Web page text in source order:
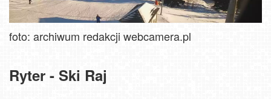
foto: archiwum redakcji webcamera.pl
Ryter - Ski Raj